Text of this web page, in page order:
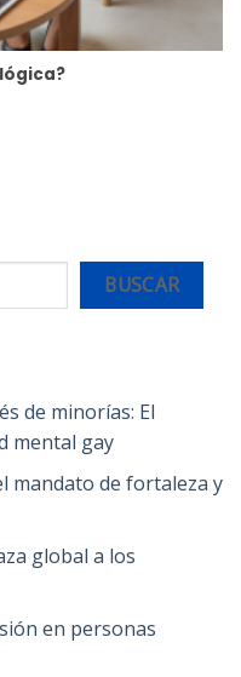
BUSCAR
de minorías: El
mental gay
mandato de fortaleza y
global a los
en personas